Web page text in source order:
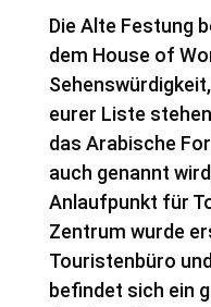
Die Alte Festung
dem House of
eurer Liste
das Arabische
auch genannt
Anlaufpunkt für
Zentrum wurde
Touristenbüro
befindet sich ein